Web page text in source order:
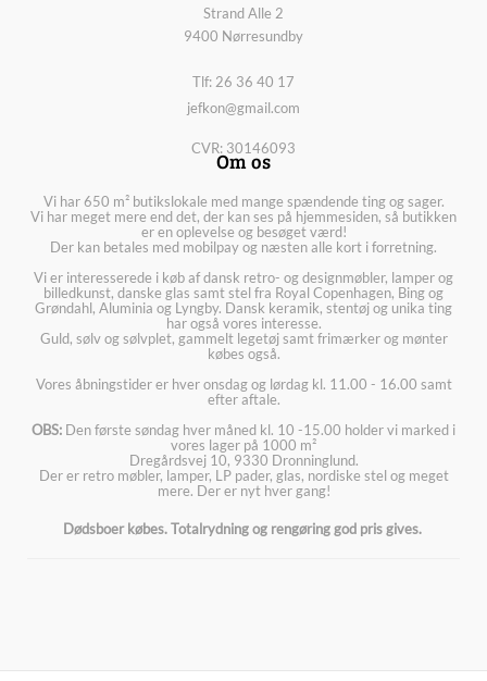
Strand Alle 2
9400 Nørresundby
Tlf: 26 36 40 17
jefkon@gmail.com
CVR: 30146093
Om os
Vi har 650 m² butikslokale med mange spændende ting og sager.
Vi har meget mere end det, der kan ses på hjemmesiden, så butikken
er en oplevelse og besøget værd!
Der kan betales med mobilpay og næsten alle kort i forretning.
Vi er interesserede i køb af dansk retro- og designmøbler, lamper og
billedkunst, danske glas samt stel fra Royal Copenhagen, Bing og
Grøndahl, Aluminia og Lyngby. Dansk keramik, stentøj og unika ting
har også vores interesse.
Guld, sølv og sølvplet, gammelt legetøj samt frimærker og mønter
købes også.
Vores åbningstider er hver onsdag og lørdag kl. 11.00 - 16.00 samt
efter aftale.
OBS: Den første søndag hver måned kl. 10 -15.00 holder vi marked i
vores lager på 1000 m²
Dregårdsvej 10, 9330 Dronninglund.
Der er retro møbler, lamper, LP pader, glas, nordiske stel og meget
mere. Der er nyt hver gang!
Dødsboer købes. Totalrydning og rengøring god pris gives.